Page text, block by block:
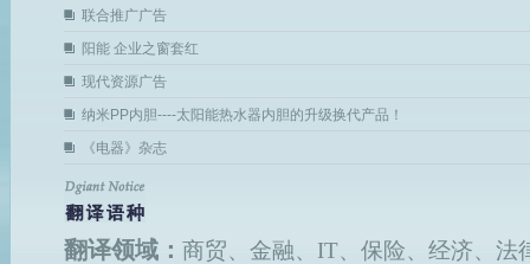
联合推广广告
阳能 企业之窗套红
现代资源广告
纳米PP内胆----太阳能热水器内胆的升级换代产品！
《电器》杂志
翻译领域： 商贸、金融、IT、保险、经济、法